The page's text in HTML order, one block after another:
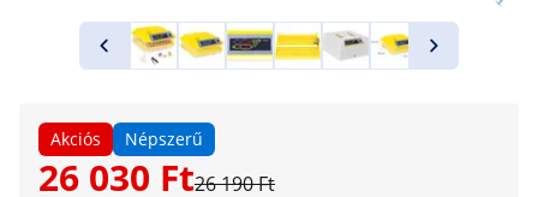
Akciós Népszerű
26 030 Ft26 190 Ft